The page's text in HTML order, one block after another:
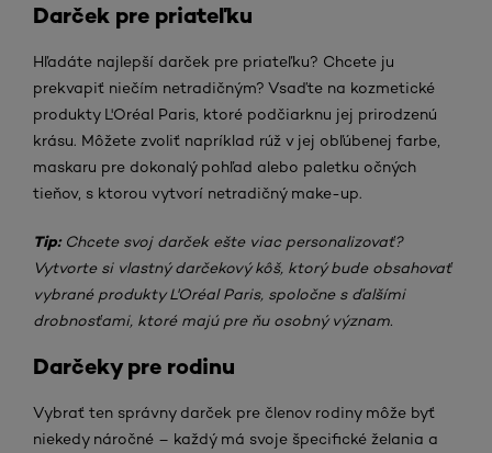
Darček pre priateľku
Hľadáte najlepší darček pre priateľku? Chcete ju
prekvapiť niečím netradičným? Vsaďte na kozmetické
produkty L'Oréal Paris, ktoré podčiarknu jej prirodzenú
krásu. Môžete zvoliť napríklad rúž v jej obľúbenej farbe,
maskaru pre dokonalý pohľad alebo paletku očných
tieňov, s ktorou vytvorí netradičný make-up.
Tip:Chcete svoj darček ešte viac personalizovať?
Vytvorte si vlastný darčekový kôš, ktorý bude obsahovať
vybrané produkty L'Oréal Paris, spoločne s ďalšími
drobnosťami, ktoré majú pre ňu osobný význam.
Darčeky pre rodinu
Vybrať ten správny darček pre členov rodiny môže byť
niekedy náročné – každý má svoje špecifické želania a